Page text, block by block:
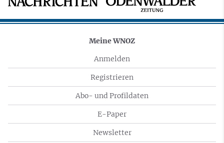
Meine WNOZ
Anmelden
Registrieren
Abo- und Profildaten
E-Paper
Newsletter